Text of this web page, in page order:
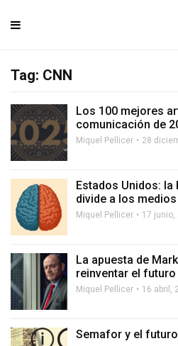
Tag: CNN
Los 100 mejores
comunicación de
Miquel Pellicer 28
Estados Unidos:
divide a los medios
Miquel Pellicer 17 junio,
La apuesta de
reinventar el futuro
Miquel Pellicer 16 abril,
Semafor y el